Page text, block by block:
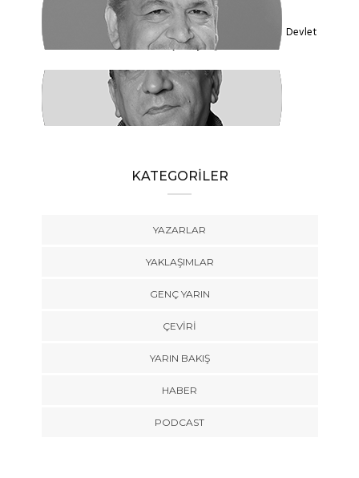
KADİR DADAN
Türkiye'nin Ekolojik Gerçekleri ve Yeni Devlet
Düzeni 1 - Güçler Ayrılığı
SÜLEYMAN KARAN
Öyle Bir 102 Yıl ki, 102 Farklı Biçimde
Anlatılabilir
KATEGORİLER
YAZARLAR
YAKLAŞIMLAR
GENÇ YARIN
ÇEVİRİ
YARIN BAKIŞ
HABER
PODCAST